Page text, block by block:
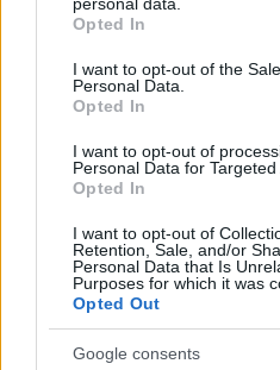
grant or deny consent to
use your data for below
consent section.
Opted In
I want to opt-out of the
Personal Data.
Opted In
I want to opt-out of
Personal Data for Targeted
Opted In
I want to opt-out of
Retention, Sale, and/or
Personal Data that Is
Purposes for which it was
Opted Out
Google consents
szerencsés időzítési VSC-
mexikói nem ingott meg, így
győzelmét. Az indiainak be
sarkában Rafael Camarával.
A Ferrari-junior ezzel a
lépett előre, a bajnokság
szombati ütközése és
szemben viszont növelte az
kilencedikként jött be, így az ő
tőle már csak két pontra van
A Formula-3-ban Freddie
kötelékeibe tartozó brit az